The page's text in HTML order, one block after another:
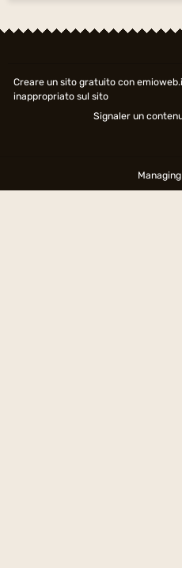
Creare un sito gratuito con
inappropriato sul sito
Signaler un